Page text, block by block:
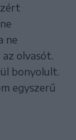
ne
olvasót.
bonyolult.
egyszerű